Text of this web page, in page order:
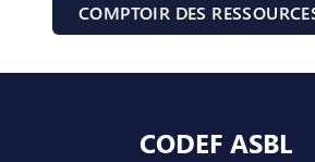
COMPTOIR DES
Pied de page
CODEF ASBL